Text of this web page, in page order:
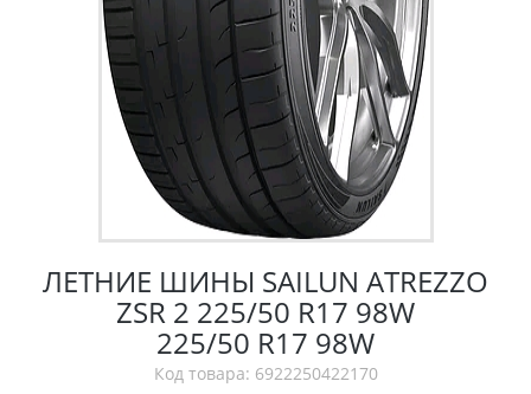
ЛЕТНИЕ ШИНЫ SAILUN ATREZZO
ZSR 2 225/50 R17 98W
225/50 R17 98W
Код товара: 6922250422170